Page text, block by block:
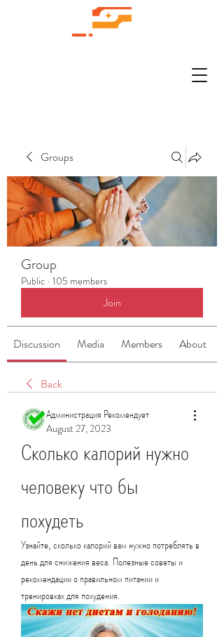
Groups
Group
Public · 105 members
Join
Discussion Media Members About
Back
Администрация Рекомендует
August 27, 2023
Сколько калорий нужно
человеку что бы
похудеть
Узнайте, сколько калорий вам нужно потреблять в
день для снижения веса. Полезные советы и
рекомендации о правильном питании и
тренировках для похудения.